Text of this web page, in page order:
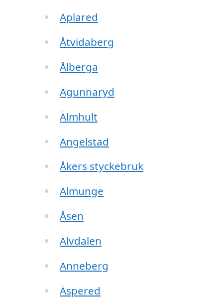
Aplared
Åtvidaberg
Ålberga
Agunnaryd
Älmhult
Angelstad
Åkers styckebruk
Almunge
Åsen
Älvdalen
Anneberg
Äspered